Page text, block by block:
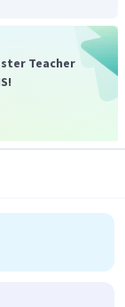
mitung dino,
pada abad ke
Muria banyak
budaya,
dan wayang,
Teacher